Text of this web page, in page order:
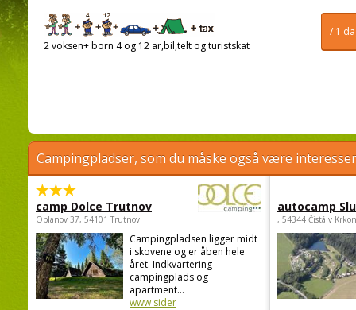
/ 1
2 voksen+ born 4 og 12 ar,bil,telt og turistskat
Campingpladser, som du måske også være
camp Dolce Trutnov
Oblanov 37, 54101 Trutnov
Campingpladsen ligger midt
i skovene og er åben hele
året. Indkvartering –
campingplads og
apartment...
www sider
autocamp
, 54344 Čistá v